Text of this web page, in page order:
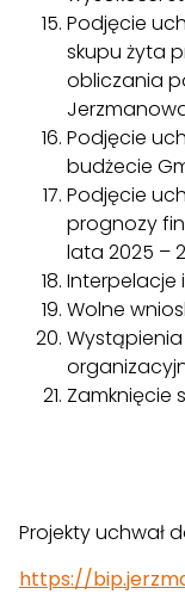
Podjęcie
skupu żyta
obliczania
Podjęcie
budżecie
Podjęcie
prognozy
lata 2025 –
Interpelacje
Wolne
Zamknięcie
Projekty uchwał
https://